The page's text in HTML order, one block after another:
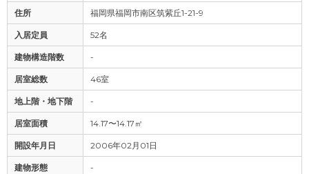
住所 福岡県福岡市南区筑紫丘1-21-9
入居定員 52名
建物構造階数 -
居室総数 46室
地上階・地下階 -
居室面積 14.17〜14.17㎡
開設年月日 2006年02月01日
建物形態 -